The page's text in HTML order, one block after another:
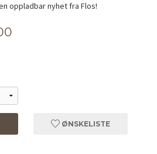
oppladbar nyhet fra Flos!
ØNSKELISTE